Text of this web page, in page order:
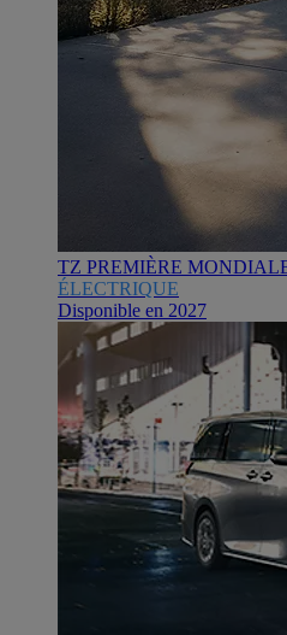
TZ PREMIÈRE
ÉLECTRIQUE
Disponible en 2027